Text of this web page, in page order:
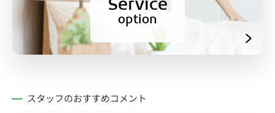
Service
option
スタッフのおすすめコメント